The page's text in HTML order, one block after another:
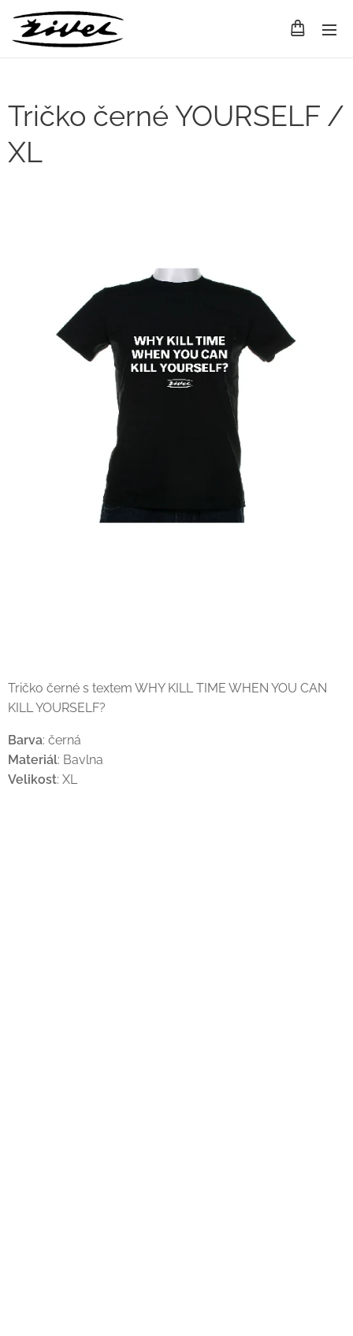
Tričko černé YOURSELF /
XL
Tričko černé s textem WHY KILL TIME WHEN YOU CAN
KILL YOURSELF?
Barva: černá
Materiál: Bavlna
Velikost: XL